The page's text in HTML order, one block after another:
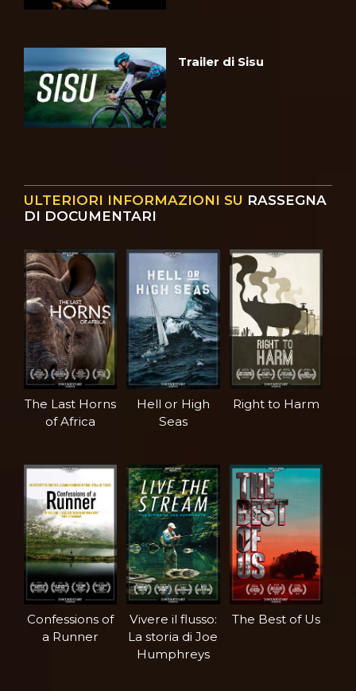
Trailer di Sisu
ULTERIORI INFORMAZIONI SU RASSEGNA
DI DOCUMENTARI
The Last Horns
of Africa
Hell or High
Seas
Right to Harm
Confessions of
a Runner
Vivere il flusso:
La storia di Joe
Humphreys
The Best of Us